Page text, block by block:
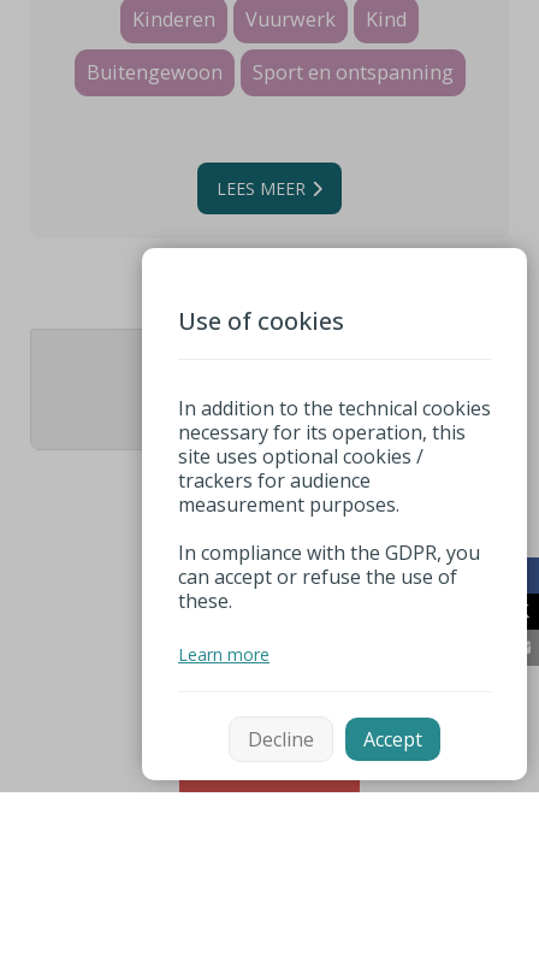
Kinderen
Vuurwerk
Kind
Buitengewoon
Sport en ontspanning
LEES MEER
sorteren
Use of cookies
In addition to the technical cookies
necessary for its operation, this
site uses optional cookies /
trackers for audience
measurement purposes.
In compliance with the GDPR, you
can accept or refuse the use of
these.
Learn more
Decline Accept